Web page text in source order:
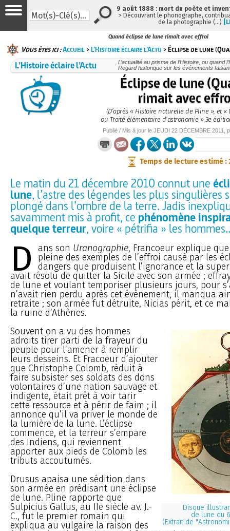
Quand éclipse de lune rimait avec effroi
Vous êtes ici :Accueil >L’Histoire éclaire l’Actu > Éclipse de lune
L’Histoire éclaire l’Actu
L’actualité au prisme de l’Histoire, ou quand
Regard historique sur les événements
Éclipse de lune
rimait avec
(D’après « Histoire naturelle de Pline », et «
ou Traité élémentaire d’astronomie » 3e
Publié / Mis à jour le JEUDI 22 DÉCEMBRE 2011 ,
Temps de lecture estimé :
Le matin du 21 décembre 2010 connut une
lune, l’astre des légendes les plus singulières
plongé dans l’ombre de la terre. Jadis
savamment mis à profit, ce phénomène
quelque terreur, voire « pétrifia » les
D ans son Uranographie, Francoeur explique
pleine des exemples de l’effroi causé par les
dangers que produisent l’ignorance et la
avait résolu de quitter la Sicile avec son armée ;
de lune et voulant temporiser plusieurs jours, pour
n’avait rien perdu après cet événement, il manqua
retraite ; son armée fut détruite, Nicias périt, et ce
la ruine d’Athènes.
Disque
de lune du
(Extrait de
Souvent on a vu des hommes
adroits tirer parti de la frayeur du
peuple pour l’amener à remplir
leurs desseins. Et Fracoeur d’ajouter
que Christophe Colomb, réduit à
faire subsister ses soldats des dons
volontaires d’une nation sauvage et
indigente, était prêt à voir tarir
cette ressource et à périr de faim ; il
annonce qu’il va priver le monde de
la lumière de la lune. L’éclipse
commence, et la terreur s’empare
des Indiens, qui reviennent
apporter aux pieds de Colomb les
tributs accoutumés.
Drusus apaisa une sédition dans
son armée en prédisant une éclipse
de lune. Pline rapporte que
Sulpicius Gallus, au IIe siècle av. J.-
C., fut le premier romain qui
expliqua au vulgaire la raison des
9 août 1888 : mort du poète et
> Découvrant le phonographe,
de la photographie (…)